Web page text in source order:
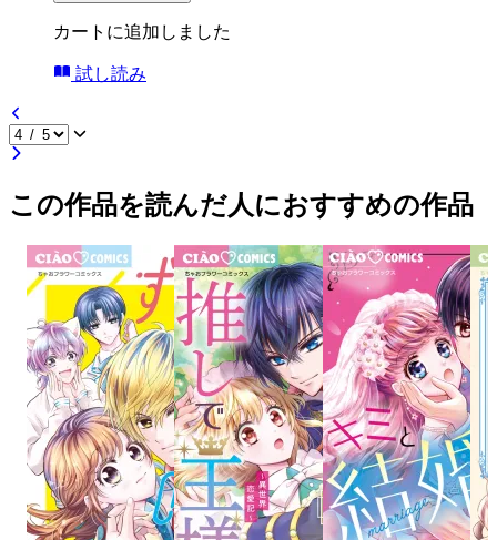
カートに追加しました
試し読み
この作品を読んだ人におすすめの作品